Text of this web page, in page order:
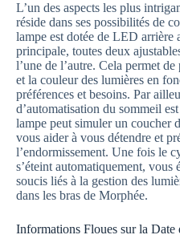
L’un des aspects les plus
réside dans ses possibilités de
lampe est dotée de LED arrière
principale, toutes deux
l’une de l’autre. Cela permet
et la couleur des lumières en
préférences et besoins. Par
d’automatisation du sommeil
lampe peut simuler un coucher
vous aider à vous détendre et
l’endormissement. Une fois le
s’éteint automatiquement, vous
soucis liés à la gestion des
dans les bras de Morphée.
Informations Floues sur la Date